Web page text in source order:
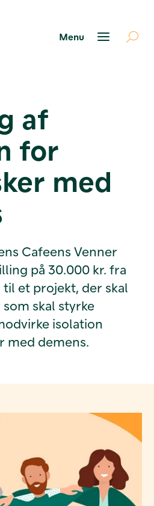
af
for
med
Cafeens Venner
på 30.000 kr. fra
et projekt, der skal
skal styrke
isolation
med demens.